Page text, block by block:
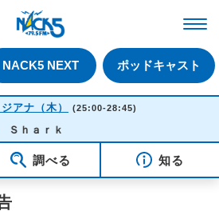
NACK5 NEXT ポッドキャスト
アナ（木） (25:00-28:45)
調べる 知る